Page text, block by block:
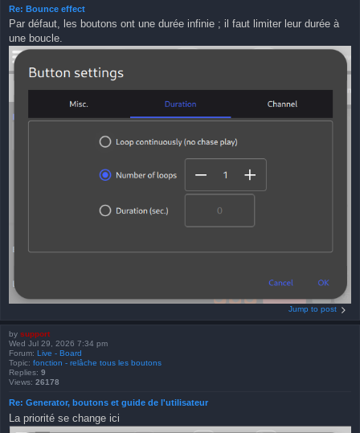
Re: Bounce effect
Par défaut, les boutons ont une durée infinie ; il faut limiter leur durée à
une boucle.
Jump to post
by support
Wed Jul 29, 2026 7:34 pm
Forum: Live - Board
Topic: fonction - relâche tous les boutons
Replies: 9
Views: 26178
Re: Generator, boutons et guide de l'utilisateur
La priorité se change ici